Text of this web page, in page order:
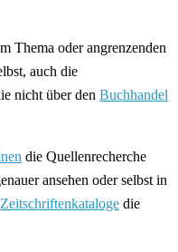
Thema oder angrenzenden
auch die
nicht über den Buchhandel
die Quellenrecherche
ansehen oder selbst in
Zeitschriftenkataloge die